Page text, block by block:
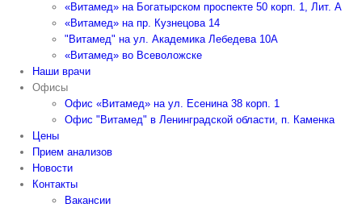
«Витамед» на Богатырском проспекте 50 корп. 1, Лит. А
«Витамед» на пр. Кузнецова 14
"Витамед" на ул. Академика Лебедева 10А
«Витамед» во Всеволожске
Наши врачи
Офисы
Офис «Витамед» на ул. Есенина 38 корп. 1
Офис "Витамед" в Ленинградской области, п. Каменка
Цены
Прием анализов
Новости
Контакты
Вакансии